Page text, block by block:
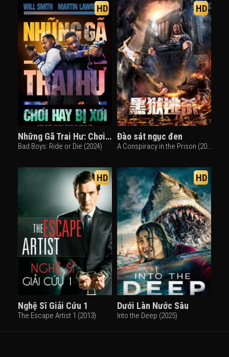
HD
Những Gã Trai Hư: Chơi Hay Bị Xơi
Bad Boys: Ride or Die (2024)
HD
Đào sát ngục đen
A Conspiracy in the Prison (2017)
HD
Nghệ Sĩ Giải Cứu 1
The Escape Artist 1 (2013)
HD
Dưới Làn Nước Sâu
Into the Deep (2025)